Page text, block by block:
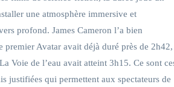
une atmosphère immersive et
profond. James Cameron l’a bien
premier Avatar avait déjà duré près de 2h42,
Voie de l’eau avait atteint 3h15. Ce sont
justifiées qui permettent aux spectateurs de